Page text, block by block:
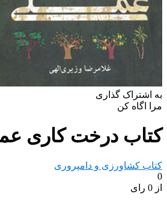
به اشتراک گذاری
مرا اگاه کن
کتاب درخت کاری
کتاب کشاورزی و دامپروری
0
از 0 رای